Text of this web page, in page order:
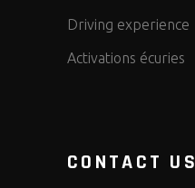
Driving experience
Activations écuries
CONTACT US